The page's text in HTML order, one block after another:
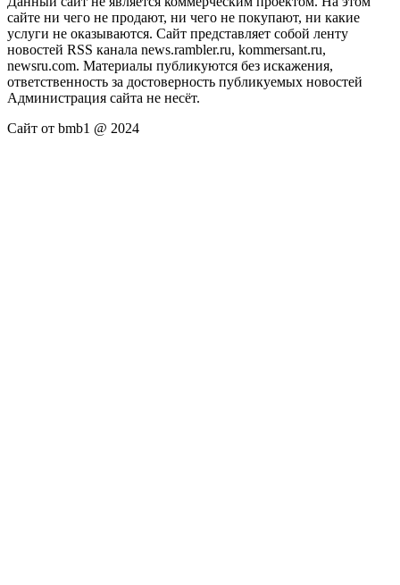
сайте ни чего не продают, ни чего не покупают, ни какие
услуги не оказываются. Сайт представляет собой ленту
новостей RSS канала news.rambler.ru, kommersant.ru,
newsru.com. Материалы публикуются без искажения,
ответственность за достоверность публикуемых новостей
Администрация сайта не несёт.
Сайт от bmb1 @ 2024